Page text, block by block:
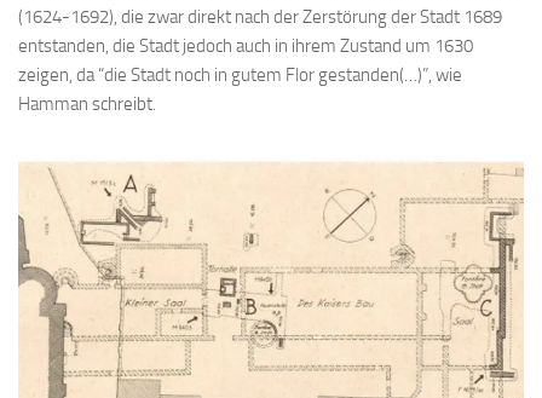
(1624-1692), die zwar direkt nach der Zerstörung der Stadt 1689
entstanden, die Stadt jedoch auch in ihrem Zustand um 1630
zeigen, da “die Stadt noch in gutem Flor gestanden(…)”, wie
Hamman schreibt.